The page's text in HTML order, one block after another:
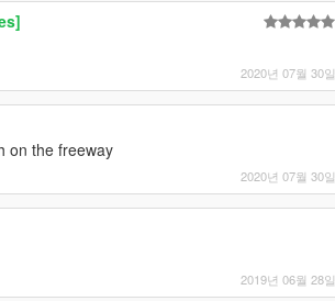
2020년 07월 30일
on the freeway
2020년 07월 30일
2019년 06월 28일